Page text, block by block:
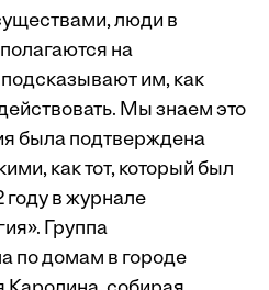
люди в
на
им, как
Мы знаем это
была подтверждена
как тот, который был
году в журнале
Группа
по домам в городе